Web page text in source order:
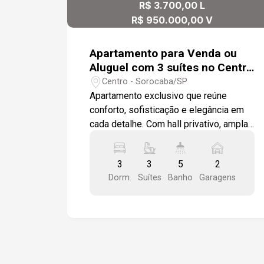
R$ 3.700,00 L
R$ 950.000,00 V
Apartamento para Venda ou
Aluguel com 3 suítes no Centro
de Sorocaba
Centro - Sorocaba/SP
Apartamento exclusivo que reúne
conforto, sofisticação e elegância em
cada detalhe. Com hall privativo, ampla
acabamento em mármore travertino,
sancas, lustres sofisticados, cortinas e
varanda, o imóvel proporciona
3
Dorm.
3
Suítes
5
Banho
2
Garagens